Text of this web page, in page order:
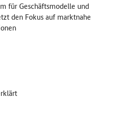
für Geschäftsmodelle und
den Fokus auf marktnahe